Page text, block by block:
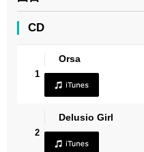
CD
1
Orsa
2
Delusio Girl